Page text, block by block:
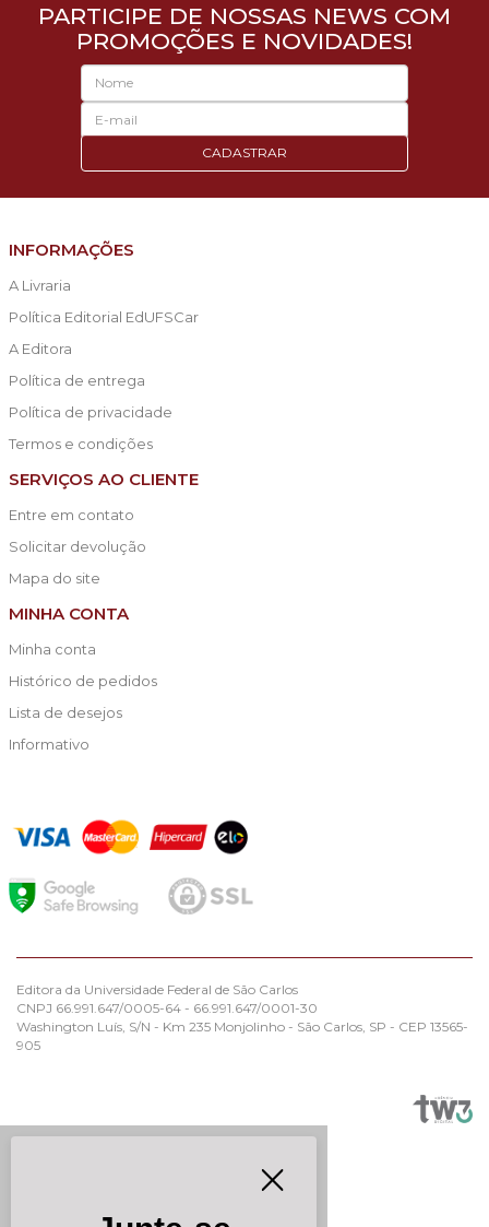
PARTICIPE DE NOSSAS NEWS COM
PROMOÇÕES E NOVIDADES!
CADASTRAR
INFORMAÇÕES
A Livraria
Política Editorial EdUFSCar
A Editora
Política de entrega
Política de privacidade
Termos e condições
SERVIÇOS AO CLIENTE
Entre em contato
Solicitar devolução
Mapa do site
MINHA CONTA
Minha conta
Histórico de pedidos
Lista de desejos
Informativo
Editora da Universidade Federal de São Carlos
CNPJ 66.991.647/0005-64 - 66.991.647/0001-30
Washington Luís, S/N - Km 235 Monjolinho - São Carlos, SP - CEP 13565-
905